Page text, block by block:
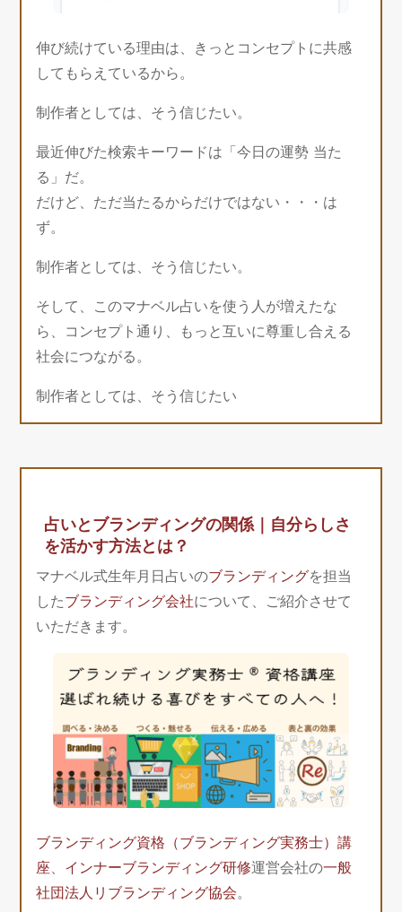
伸び続けている理由は、きっとコンセプトに共感
してもらえているから。
制作者としては、そう信じたい。
最近伸びた検索キーワードは「今日の運勢 当た
る」だ。
だけど、ただ当たるからだけではない・・・は
ず。
制作者としては、そう信じたい。
そして、このマナベル占いを使う人が増えたな
ら、コンセプト通り、もっと互いに尊重し合える
社会につながる。
制作者としては、そう信じたい
占いとブランディングの関係｜自分らしさ
を活かす方法とは？
マナベル式生年月日占いのブランディングを担当
したブランディング会社について、ご紹介させて
いただきます。
ブランディング資格（ブランディング実務士）講
座、 インナーブランディング研修運営会社の一般
社団法人リブランディング協会。